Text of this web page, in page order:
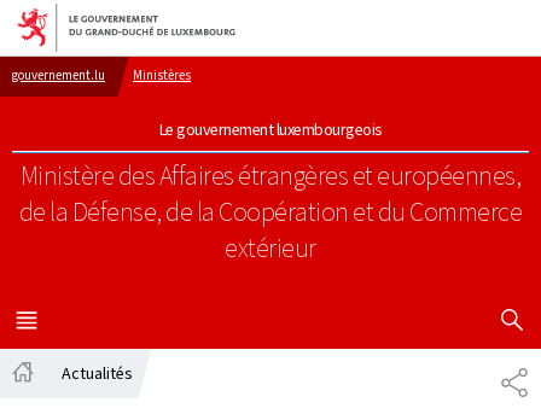
Aller au menu principal
Aller au contenu
gouvernement.lu Ministères
Le gouvernement luxembourgeois
Ministère des Affaires étrangères et européennes,
de la Défense, de la Coopération et du Commerce
extérieur
MENU
PRINCIPAL
Actualités